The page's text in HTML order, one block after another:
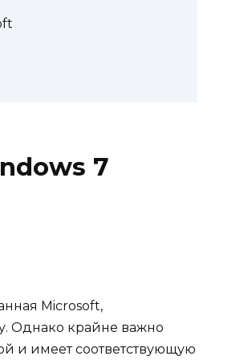
7
Microsoft,
Однако крайне важно
и имеет соответствующую